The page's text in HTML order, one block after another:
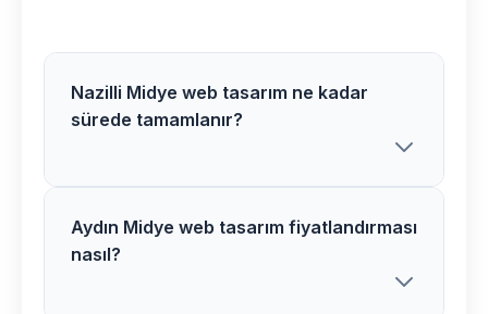
Nazilli Midye web tasarım ne kadar
sürede tamamlanır?
Nazilli bölgesindeki Midye web tasarım
projelerimiz genellikle 2-5 hafta
Aydın Midye web tasarım fiyatlandırması
nasıl?